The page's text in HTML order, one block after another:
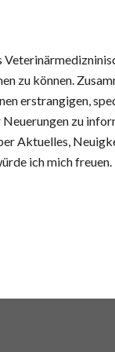
zu können.
erstrangigen,
zu
Aktuelles,
ich mich